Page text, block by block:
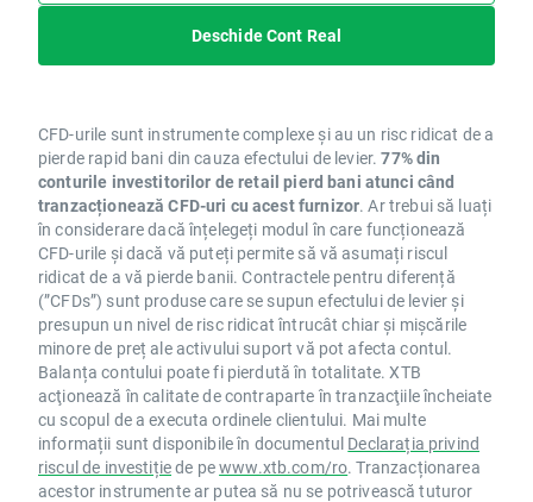
Deschide Cont Real
CFD-urile sunt instrumente complexe și au un risc ridicat de a
pierde rapid bani din cauza efectului de levier.77% din
conturile investitorilor de retail pierd bani atunci când
tranzacționează CFD-uri cu acest furnizor. Ar trebui să luați
în considerare dacă înțelegeți modul în care funcționează
CFD-urile și dacă vă puteți permite să vă asumați riscul
ridicat de a vă pierde banii. Contractele pentru diferență
(”CFDs”) sunt produse care se supun efectului de levier și
presupun un nivel de risc ridicat întrucât chiar și mișcările
minore de preț ale activului suport vă pot afecta contul.
Balanța contului poate fi pierdută în totalitate. XTB
acţionează în calitate de contraparte în tranzacţiile încheiate
cu scopul de a executa ordinele clientului. Mai multe
informații sunt disponibile în documentul Declarația privind
riscul de investițiede pewww.xtb.com/ro. Tranzacționarea
acestor instrumente ar putea să nu se potrivească tuturor